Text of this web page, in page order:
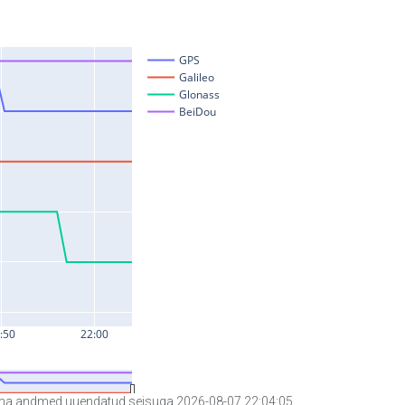
andmed uuendatud seisuga 2026-08-07 22:04:05